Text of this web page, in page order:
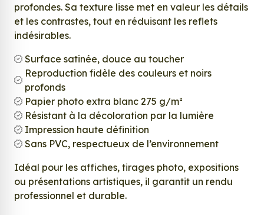
profondes. Sa texture lisse met en valeur les détails
et les contrastes, tout en réduisant les reflets
indésirables.
Surface satinée, douce au toucher
Reproduction fidèle des couleurs et noirs
profonds
Papier photo extra blanc 275 g/m²
Résistant à la décoloration par la lumière
Impression haute définition
Sans PVC, respectueux de l’environnement
Idéal pour les affiches, tirages photo, expositions
ou présentations artistiques, il garantit un rendu
professionnel et durable.